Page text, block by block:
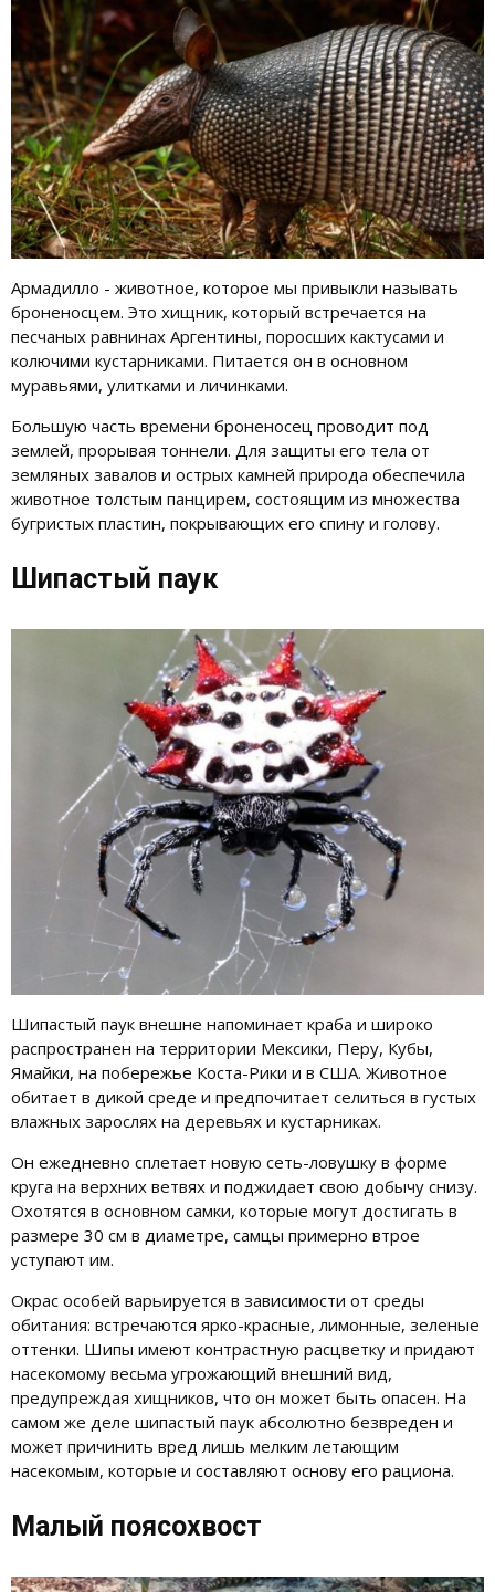
Армадилло - животное, которое мы привыкли называть
броненосцем. Это хищник, который встречается на
песчаных равнинах Аргентины, поросших кактусами и
колючими кустарниками. Питается он в основном
муравьями, улитками и личинками.
Большую часть времени броненосец проводит под
землей, прорывая тоннели. Для защиты его тела от
земляных завалов и острых камней природа обеспечила
животное толстым панцирем, состоящим из множества
бугристых пластин, покрывающих его спину и голову.
Шипастый паук
Шипастый паук внешне напоминает краба и широко
распространен на территории Мексики, Перу, Кубы,
Ямайки, на побережье Коста-Рики и в США. Животное
обитает в дикой среде и предпочитает селиться в густых
влажных зарослях на деревьях и кустарниках.
Он ежедневно сплетает новую сеть-ловушку в форме
круга на верхних ветвях и поджидает свою добычу снизу.
Охотятся в основном самки, которые могут достигать в
размере 30 см в диаметре, самцы примерно втрое
уступают им.
Окрас особей варьируется в зависимости от среды
обитания: встречаются ярко-красные, лимонные, зеленые
оттенки. Шипы имеют контрастную расцветку и придают
насекомому весьма угрожающий внешний вид,
предупреждая хищников, что он может быть опасен. На
самом же деле шипастый паук абсолютно безвреден и
может причинить вред лишь мелким летающим
насекомым, которые и составляют основу его рациона.
Малый поясохвост